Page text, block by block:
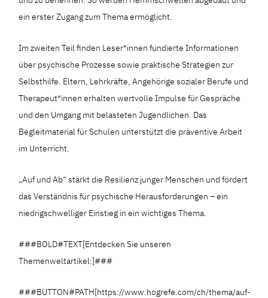
ein erster Zugang zum Thema ermöglicht.
Im zweiten Teil finden Leser*innen fundierte Informationen
über psychische Prozesse sowie praktische Strategien zur
Selbsthilfe. Eltern, Lehrkräfte, Angehörige sozialer Berufe und
Therapeut*innen erhalten wertvolle Impulse für Gespräche
und den Umgang mit belasteten Jugendlichen. Das
Begleitmaterial für Schulen unterstützt die präventive Arbeit
im Unterricht.
„Auf und Ab“ stärkt die Resilienz junger Menschen und fördert
das Verständnis für psychische Herausforderungen – ein
niedrigschwelliger Einstieg in ein wichtiges Thema.
###BOLD#TEXT[Entdecken Sie unseren
Themenweltartikel:]###
###BUTTON#PATH[https://www.hogrefe.com/ch/thema/auf-